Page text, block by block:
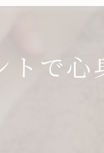
トで